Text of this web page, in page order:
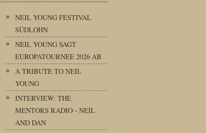
NEIL YOUNG FESTIVAL
SÜDLOHN
NEIL YOUNG SAGT
EUROPATOURNEE 2026 AB
A TRIBUTE TO NEIL
YOUNG
INTERVIEW: THE
MENTORS RADIO - NEIL
AND DAN